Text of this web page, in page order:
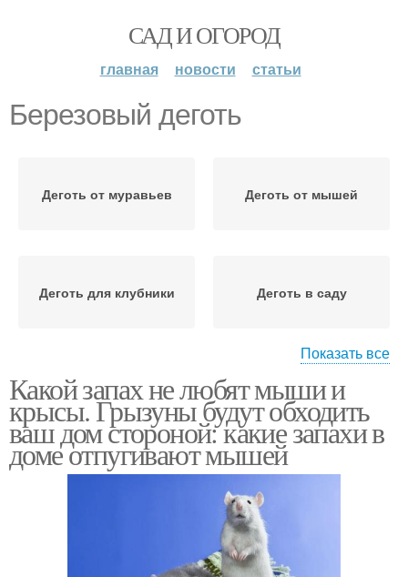
САД И ОГОРОД
главная новости статьи
Березовый деготь
Деготь от муравьев Деготь от мышей
Деготь для клубники Деготь в саду
Деготь для огурцов Деготь от вредителей
Деготь против
Показать все
Какой запах не любят мыши и
крысы. Грызуны будут обходить
ваш дом стороной: какие запахи в
доме отпугивают мышей